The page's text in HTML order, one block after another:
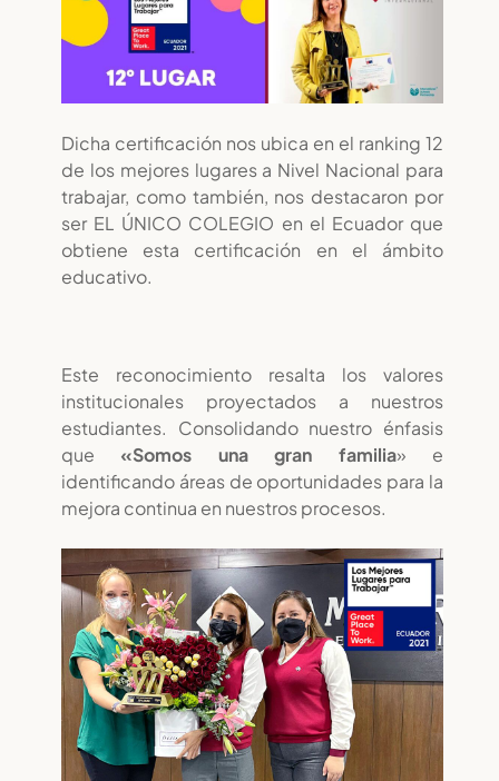
Dicha certificación nos ubica en el ranking 12
de los mejores lugares a Nivel Nacional para
trabajar, como también, nos destacaron por
ser EL ÚNICO COLEGIO en el Ecuador que
obtiene esta certificación en el ámbito
educativo.
Este reconocimiento resalta los valores
institucionales proyectados a nuestros
estudiantes. Consolidando nuestro énfasis
que «Somos una gran familia» e
identificando áreas de oportunidades para la
mejora continua en nuestros procesos.